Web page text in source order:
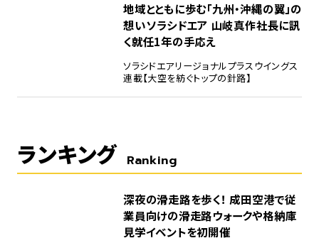
地域とともに歩む「九州・沖縄の翼」の
想い――ソラシドエア 山岐真作社長に訊
く就任1年の手応え
ソラシドエアリージョナルプラスウイングス
連載【大空を紡ぐトップの針路】
ランキング Ranking
深夜の滑走路を歩く！ 成田空港で従
業員向けの滑走路ウォークや格納庫
見学イベントを初開催